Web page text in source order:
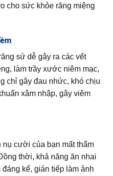
cho sức khỏe răng miệng
sứ dễ gây ra các vết
làm trầy xước niêm mạc,
chỉ gây đau nhức, khó chịu
xâm nhập, gây viêm
nụ cười của bạn mất thẩm
thời, khả năng ăn nhai
kể, gián tiếp làm ảnh